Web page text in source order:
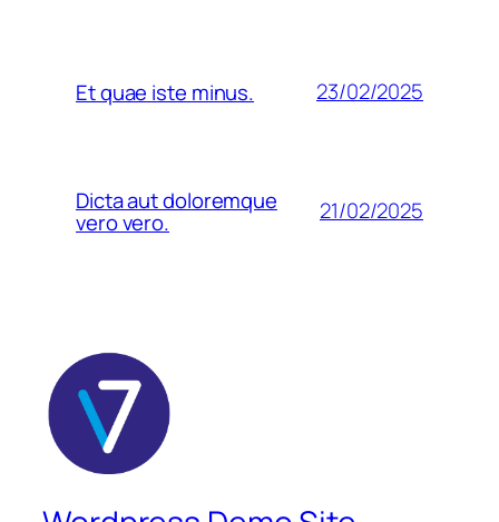
Et quae iste minus. 23/02/2025
Dicta aut doloremque
vero vero. 21/02/2025